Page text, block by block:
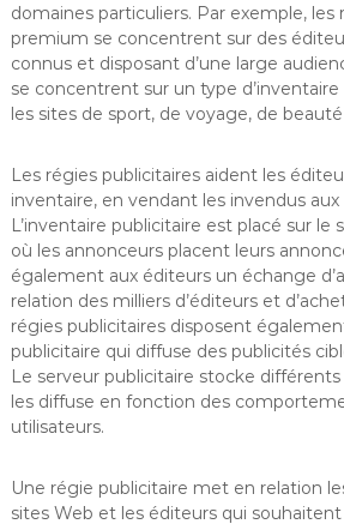
domaines particuliers. Par exemple, les
premium se concentrent sur des
connus et disposant d’une large
se concentrent sur un type
les sites de sport, de voyage, de
Les régies publicitaires aident les
inventaire, en vendant les invendus aux
L’inventaire publicitaire est placé sur le
où les annonceurs placent leurs
également aux éditeurs un échange
relation des milliers d’éditeurs et
régies publicitaires disposent
publicitaire qui diffuse des publicités
Le serveur publicitaire stocke
les diffuse en fonction des
utilisateurs.
Une régie publicitaire met en relation
sites Web et les éditeurs qui